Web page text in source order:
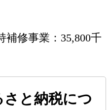
補修事業：35,800千
と納税につ